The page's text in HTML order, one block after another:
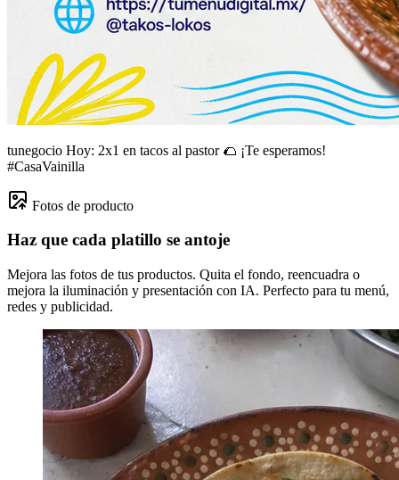
tunegocio Hoy: 2x1 en tacos al pastor 🌮 ¡Te esperamos!
#CasaVainilla
Fotos de producto
Haz que cada platillo se antoje
Mejora las fotos de tus productos. Quita el fondo, reencuadra o
mejora la iluminación y presentación con IA. Perfecto para tu menú,
redes y publicidad.